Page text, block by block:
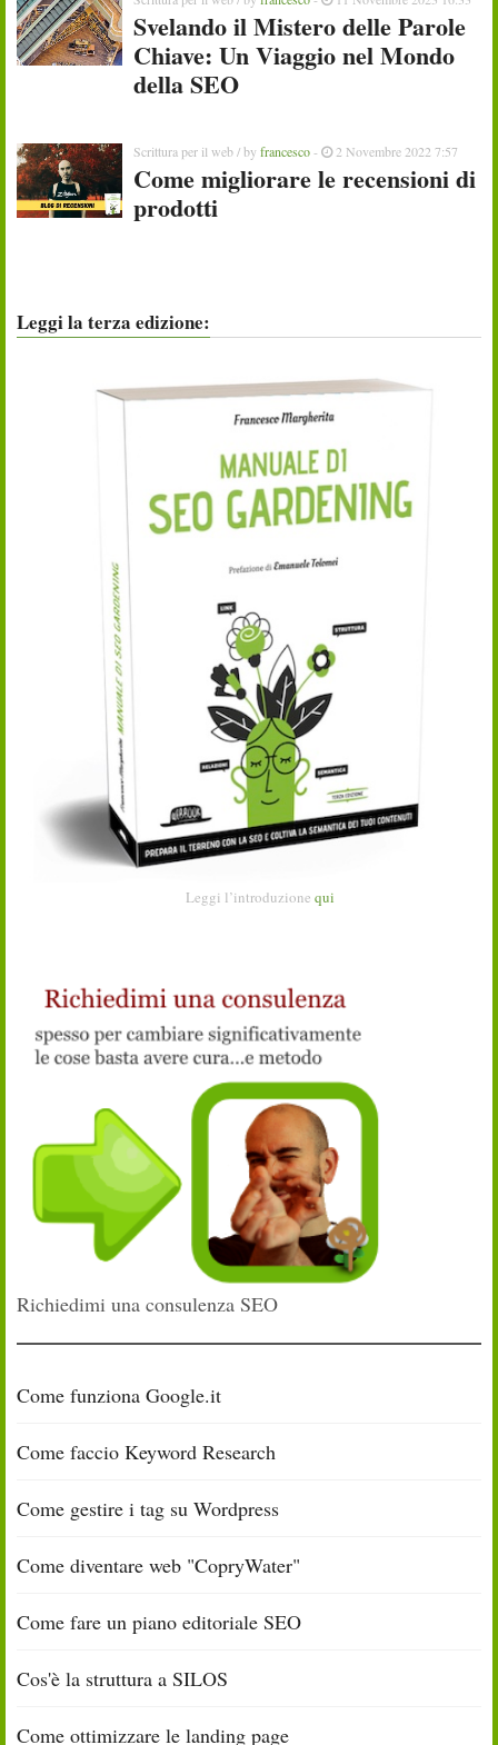
Svelando il Mistero delle Parole
Chiave: Un Viaggio nel Mondo
della SEO
Scrittura per il web/ by francesco- 2 Novembre 2022 7:57
Come migliorare le recensioni di
prodotti
Leggi la terza edizione:
Leggi l’introduzione qui
Richiedimi una consulenza SEO
Come funziona Google.it
Come faccio Keyword Research
Come gestire i tag su Wordpress
Come diventare web "CopryWater"
Come fare un piano editoriale SEO
Cos'è la struttura a SILOS
Come ottimizzare le landing page